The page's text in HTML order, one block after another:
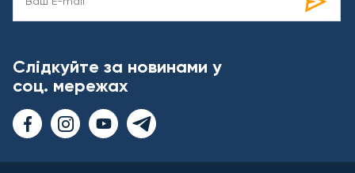
Слідкуйте за новинами у
соц. мережах